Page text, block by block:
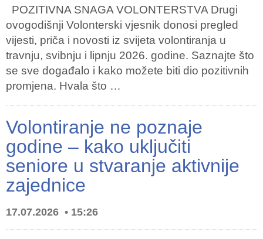
POZITIVNA SNAGA VOLONTERSTVA Drugi
ovogodišnji Volonterski vjesnik donosi pregled
vijesti, priča i novosti iz svijeta volontiranja u
travnju, svibnju i lipnju 2026. godine. Saznajte što
se sve događalo i kako možete biti dio pozitivnih
promjena. Hvala što …
Volontiranje ne poznaje
godine – kako uključiti
seniore u stvaranje aktivnije
zajednice
17.07.2026 15:26